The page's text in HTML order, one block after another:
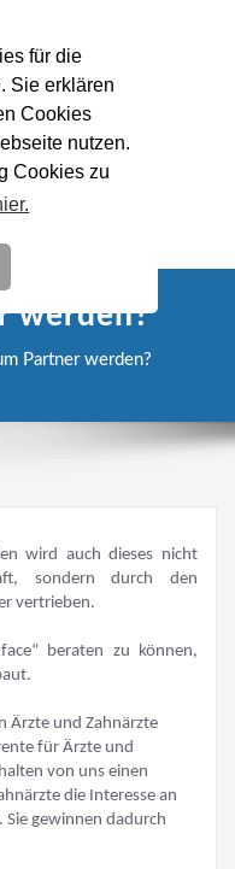
für die
Sie erklären
Cookies
nutzen.
Cookies zu
werden?
Partner werden?
wird auch dieses nicht
sondern durch den
vertrieben.
beraten zu können,
Ärzte und Zahnärzte
für Ärzte und
von uns einen
die Interesse an
gewinnen dadurch